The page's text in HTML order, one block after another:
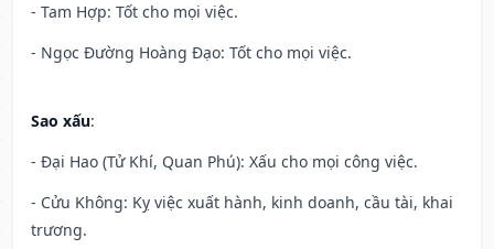
- Tam Hợp: Tốt cho mọi việc.
- Ngọc Đường Hoàng Đạo: Tốt cho mọi việc.
Sao xấu:
- Đại Hao (Tử Khí, Quan Phú): Xấu cho mọi công việc.
- Cửu Không: Kỵ việc xuất hành, kinh doanh, cầu tài, khai
trương.